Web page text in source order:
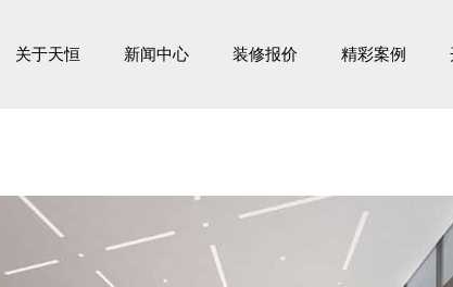
关于天恒 新闻中心 装修报价 精彩案例